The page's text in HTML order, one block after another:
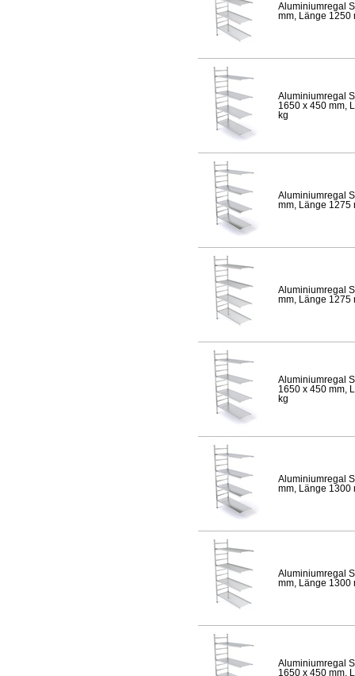
Aluminiumregal
mm, Länge 1250
Aluminiumregal
1650 x 450 mm,
kg
Aluminiumregal
mm, Länge 1275
Aluminiumregal
mm, Länge 1275
Aluminiumregal
1650 x 450 mm,
kg
Aluminiumregal
mm, Länge 1300
Aluminiumregal
mm, Länge 1300
Aluminiumregal
1650 x 450 mm,